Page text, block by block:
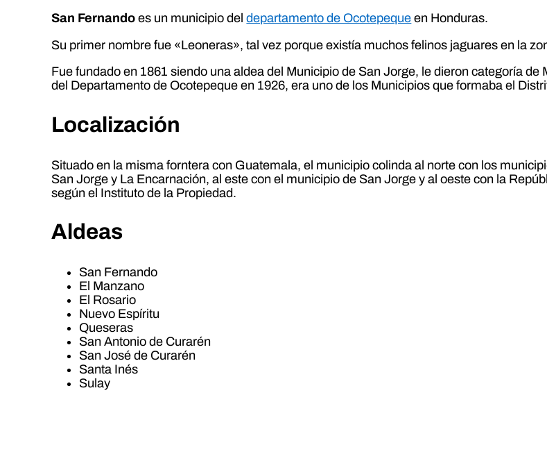
San Fernando es un municipio deldepartamento de Ocotepeque en Honduras.
Su primer nombre fue «Leoneras», tal vez porque existía muchos felinos jaguares en la
Fue fundado en 1861 siendo una aldea del Municipio de San Jorge, le dieron categoría
del Departamento de Ocotepeque en 1926, era uno de los Municipios que formaba el
Localización
Situado en la misma forntera con Guatemala, el municipio colinda al norte con los
San Jorge y La Encarnación, al este con el municipio de San Jorge y al oeste con la
según el Instituto de la Propiedad.
Aldeas
San Fernando
El Manzano
El Rosario
Nuevo Espíritu
Queseras
San Antonio de Curarén
San José de Curarén
Santa Inés
Sulay